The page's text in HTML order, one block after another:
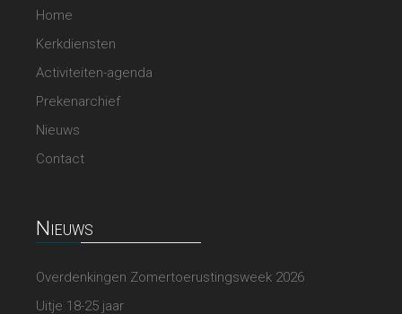
Home
Kerkdiensten
Activiteiten-agenda
Prekenarchief
Nieuws
Contact
Nieuws
Overdenkingen Zomertoerustingsweek 2026
Uitje 18-25 jaar